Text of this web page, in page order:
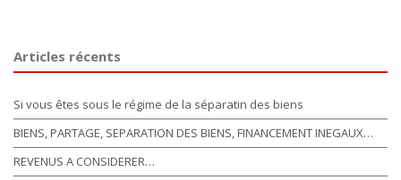
Articles récents
Si vous êtes sous le régime de la séparatin des biens
BIENS, PARTAGE, SEPARATION DES BIENS, FINANCEMENT INEGAUX…
REVENUS A CONSIDERER…